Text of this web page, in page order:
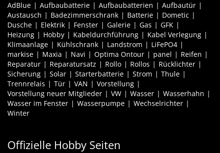
AdBlue Aufbaubatterie Aufbaubatterien
Aufbautür
Austausch
Badezimmerschrank Batterie
Dometic
Dusche
Elektrik Fenster Galerie Gas
GFK
Heizung
Hobby Kabeldurchführung
Kabel Verlegung
Klimaanlage
Kühlschrank Landstrom
LiFePO4
markise
Maxia Navi Optima Ontour panel
Reifen
Reparatur
Reparatursatz Rollo Rollos
Rücklichter
Sicherung
Solar Starterbatterie Strom
Thule
Trennrelais
Tür VAN
Vorstellung
Vorstellung neuer Mitglieder
VW Wasser
Wasserhahn
Wasser im Fenster
Wasserpumpe
Wechselrichter
Winter
Offizielle Hobby Seiten